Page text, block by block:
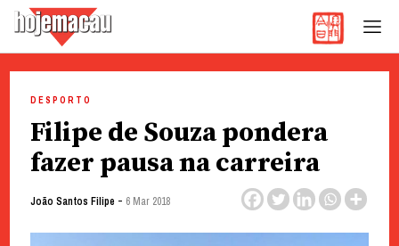
content
DESPORTO
Filipe de Souza pondera
fazer pausa na carreira
João Santos Filipe - 6 Mar 2018